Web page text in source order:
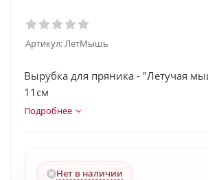
Артикул:ЛетМышь
Вырубка для пряника - "Летучая
11см
Подробнее
Нет в наличии